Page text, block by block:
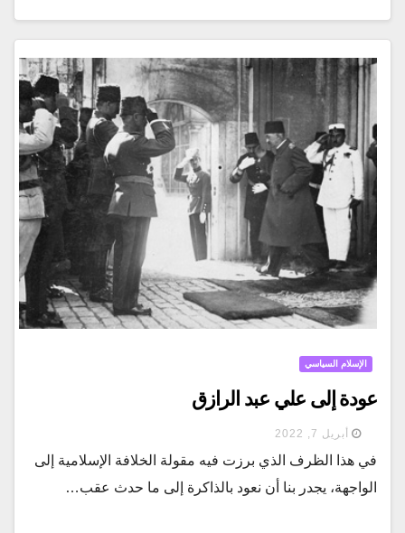
الإسلام السياسي
عودة إلى علي عبد الرازق
أبريل 7, 2022
في هذا الظرف الذي برزت فيه مقولة الخلافة الإسلامية إلى
الواجهة، يجدر بنا أن نعود بالذاكرة إلى ما حدث عقب…